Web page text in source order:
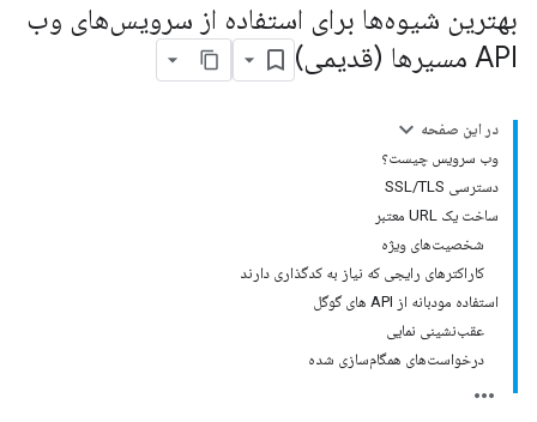
بهترین شیوه‌ها برای استفاده از سرویس‌های وب
API مسیرها (قدیمی)
در این صفحه
وب سرویس چیست؟
دسترسی SSL/TLS
ساخت یک URL معتبر
شخصیت‌های ویژه
کاراکترهای رایجی که نیاز به کدگذاری دارند
استفاده مودبانه از API های گوگل
عقب‌نشینی نمایی
درخواست‌های همگام‌سازی شده